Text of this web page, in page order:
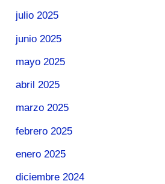
julio 2025
junio 2025
mayo 2025
abril 2025
marzo 2025
febrero 2025
enero 2025
diciembre 2024